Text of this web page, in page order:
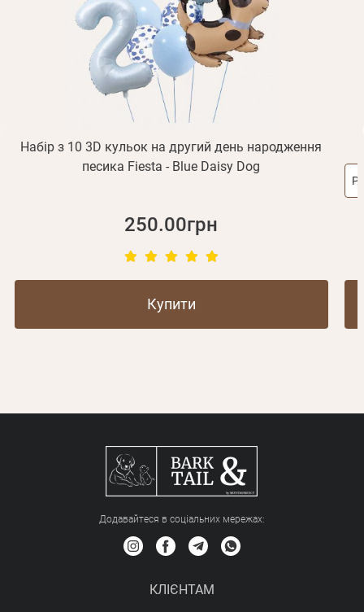
Набір з 10 3D кульок на другий день народження
песика Fiesta - Blue Daisy Dog
250.00грн
Купити
Додавайтеся в соціальних мережах:
КЛІЄНТАМ
Відправити
Реєстрація
або з допомогою
Відправити
Згадали пароль?
Не прийшов лист?Повторити відправку
обліковий запис не підтверджена